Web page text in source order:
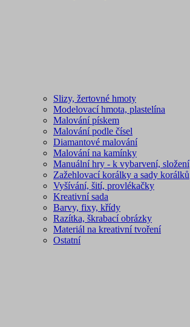
Slizy, žertovné hmoty
Modelovací hmota, plastelína
Malování pískem
Malování podle čísel
Diamantové malování
Malování na kamínky
Manuální hry - k vybarvení, složení
Zažehlovací korálky a sady korálků
Vyšívání, šití, provlékačky
Kreativní sada
Barvy, fixy, křídy
Razítka, škrabací obrázky
Materiál na kreativní tvoření
Ostatní